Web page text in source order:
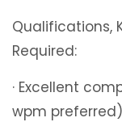
Qualifications,
Required:
· Excellent
wpm